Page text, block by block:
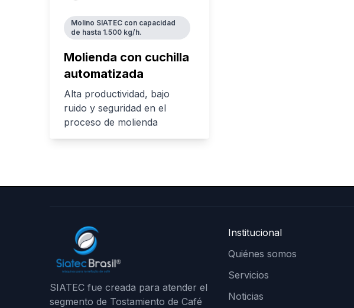
Molino SIATEC con capacidad
de hasta 1.500 kg/h.
Molienda con cuchilla
automatizada
Alta productividad, bajo
ruido y seguridad en el
proceso de molienda
SIATEC fue creada para atender el
segmento de Tostamiento de Café
Institucional
Quiénes somos
Servicios
Noticias